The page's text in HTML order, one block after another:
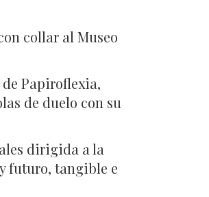
collar al Museo
de Papiroflexia,
de duelo con su
dirigida a la
futuro, tangible e